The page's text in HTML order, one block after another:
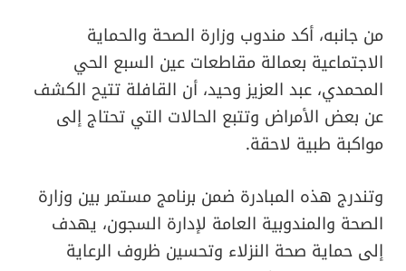
من جانبه، أكد مندوب وزارة الصحة والحماية
الاجتماعية بعمالة مقاطعات عين السبع الحي
المحمدي، عبد العزيز وحيد، أن القافلة تتيح الكشف
عن بعض الأمراض وتتبع الحالات التي تحتاج إلى
مواكبة طبية لاحقة.
وتندرج هذه المبادرة ضمن برنامج مستمر بين وزارة
الصحة والمندوبية العامة لإدارة السجون، يهدف
إلى حماية صحة النزلاء وتحسين ظروف الرعاية